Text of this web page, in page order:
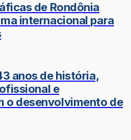
de Rondônia
internacional para
anos de história,
e
o desenvolvimento de